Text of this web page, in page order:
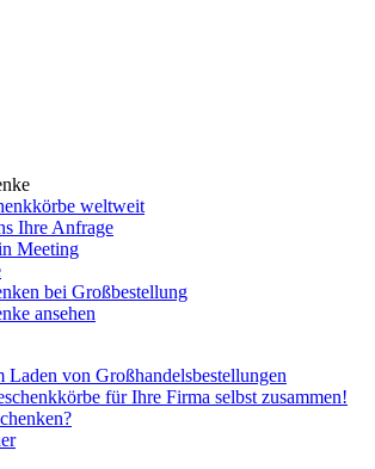
weltweit
Ihre Anfrage
Meeting
bei Großbestellung
ansehen
Laden von Großhandelsbestellungen
für Ihre Firma selbst zusammen!